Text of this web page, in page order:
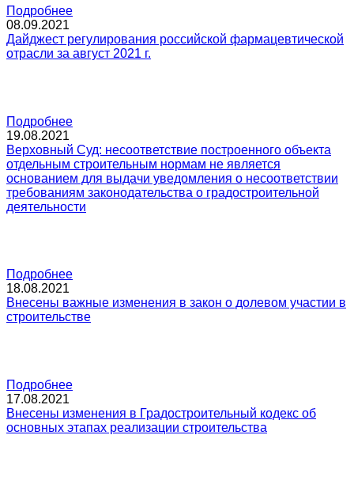
Подробнее
08.09.2021
Дайджест регулирования российской фармацевтической
отрасли за август 2021 г.
Подробнее
19.08.2021
Верховный Суд: несоответствие построенного объекта
отдельным строительным нормам не является
основанием для выдачи уведомления о несоответствии
требованиям законодательства о градостроительной
деятельности
Подробнее
18.08.2021
Внесены важные изменения в закон о долевом участии в
строительстве
Подробнее
17.08.2021
Внесены изменения в Градостроительный кодекс об
основных этапах реализации строительства